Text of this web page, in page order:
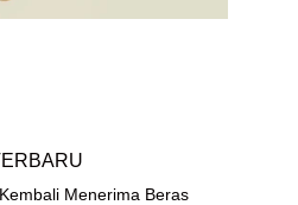
Menerima Beras